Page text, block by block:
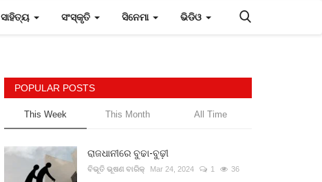
ସାହିତ୍ୟ ସଂସ୍କୃତି ସିନେମା ଭିଡିଓ
POPULAR POSTS
This Week This Month All Time
ରାଜଧାନୀରେ ବୁଢା-ବୁଢ଼ୀ
ବିଭୂତି ଭୂଷଣ ବାରିକ୍ Mar 24, 2024 1 36